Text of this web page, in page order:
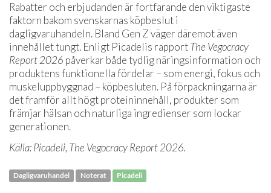
Rabatter och erbjudanden är fortfarande den viktigaste
faktorn bakom svenskarnas köpbeslut i
dagligvaruhandeln. Bland Gen Z väger däremot även
innehållet tungt. Enligt Picadelis rapportThe Vegocracy
Report 2026 påverkar både tydlig näringsinformation och
produktens funktionella fördelar – som energi, fokus och
muskeluppbyggnad – köpbesluten. På förpackningarna är
det framför allt högt proteininnehåll, produkter som
främjar hälsan och naturliga ingredienser som lockar
generationen.
Källa: Picadeli, The Vegocracy Report 2026.
Dagligvaruhandel Noterat Picadeli